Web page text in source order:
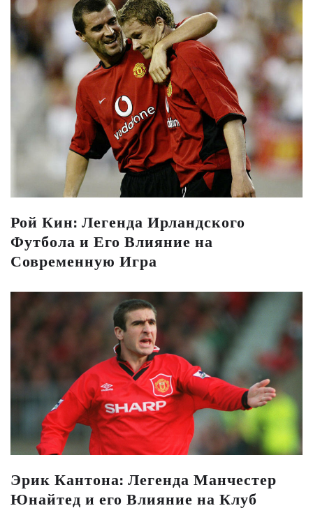
Рой Кин: Легенда Ирландского
Футбола и Его Влияние на
Современную Игра
Эрик Кантона: Легенда Манчестер
Юнайтед и его Влияние на Клуб